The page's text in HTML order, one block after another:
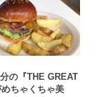
の『THE GREAT
ちゃくちゃ美